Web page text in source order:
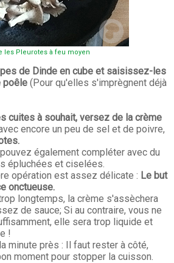
les Pleurotes à feu moyen
de Dinde en cube et saisissez-les
poêle(Pour qu'elles s'imprègnent déjà
cuites à souhait, versez de la crème
encore un peu de sel et de poivre,
également compléter avec du
épluchées et ciselées.
opération est assez délicate : Le but
onctueuse.
longtemps, la crème s'assèchera
de sauce; Si au contraire, vous ne
elle sera trop liquide et
!
minute près : Il faut rester à côté,
moment pour stopper la cuisson.